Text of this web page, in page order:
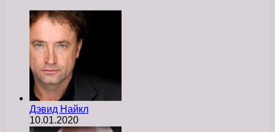
Дэвид Найкл
10.01.2020